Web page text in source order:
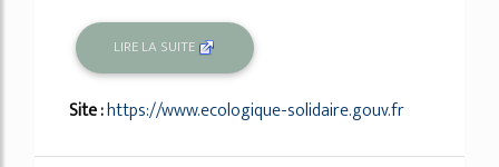
LIRE LA SUITE
Site :https://www.ecologique-solidaire.gouv.fr